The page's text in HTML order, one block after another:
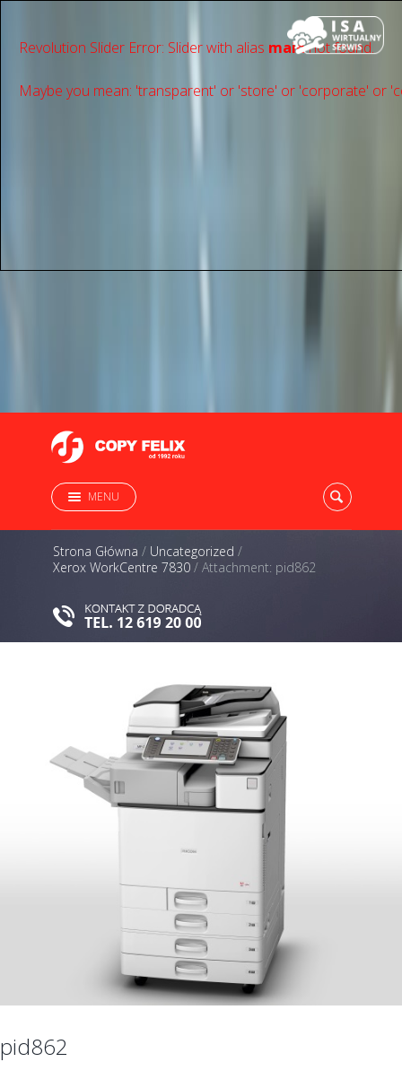
Revolution Slider Error: Slider with alias mainnot found.
Maybe you mean: 'transparent' or 'store' or 'сorporate' or
MENU
Strona Główna / Uncategorized /
Xerox WorkCentre 7830 / Attachment: pid862
pid862